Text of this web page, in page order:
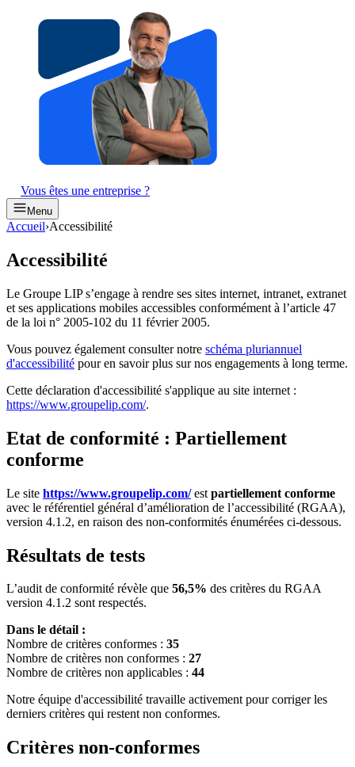
Vous êtes une entreprise ?
Menu
Accueil›Accessibilité
Accessibilité
Le Groupe LIP s’engage à rendre ses sites internet, intranet, extranet
et ses applications mobiles accessibles conformément à l’article 47
de la loi n° 2005-102 du 11 février 2005.
Vous pouvez également consulter notre schéma pluriannuel
d'accessibilité pour en savoir plus sur nos engagements à long terme.
Cette déclaration d'accessibilité s'applique au site internet :
https://www.groupelip.com/.
Etat de conformité : Partiellement
conforme
Le site https://www.groupelip.com/est partiellement conforme
avec le référentiel général d’amélioration de l’accessibilité (RGAA),
version 4.1.2, en raison des non-conformités énumérées ci-dessous.
Résultats de tests
L’audit de conformité révèle que 56,5% des critères du RGAA
version 4.1.2 sont respectés.
Dans le détail :
Nombre de critères conformes : 35
Nombre de critères non conformes : 27
Nombre de critères non applicables : 44
Notre équipe d'accessibilité travaille activement pour corriger les
derniers critères qui restent non conformes.
Critères non-conformes